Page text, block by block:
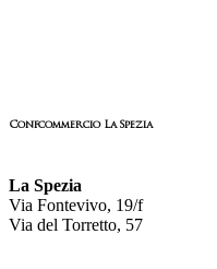
Confcommercio La Spezia
La Spezia
Via Fontevivo, 19/f
Via del Torretto, 57